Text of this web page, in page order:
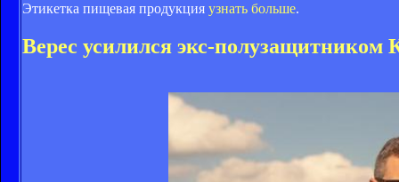
Этикетка пищевая продукция узнать больше.
Верес усилился экс-полузащитником